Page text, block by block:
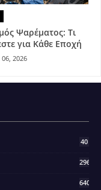
Ψαρέματος: Τι
για Κάθε Εποχή
2026
40
296
640